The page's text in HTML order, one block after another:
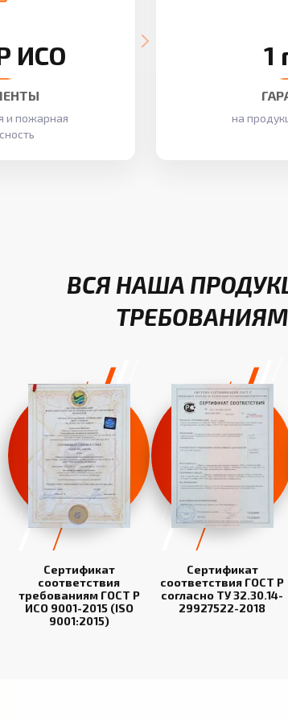
ИСО
и пожарная
1
на
ВСЯ НАША
Сертификат
соответствия
требованиям ГОСТ Р
ИСО 9001-2015 (ISO
9001:2015)
Сертификат
соответствия ГОСТ Р
согласно ТУ 32.30.14-
29927522-2018